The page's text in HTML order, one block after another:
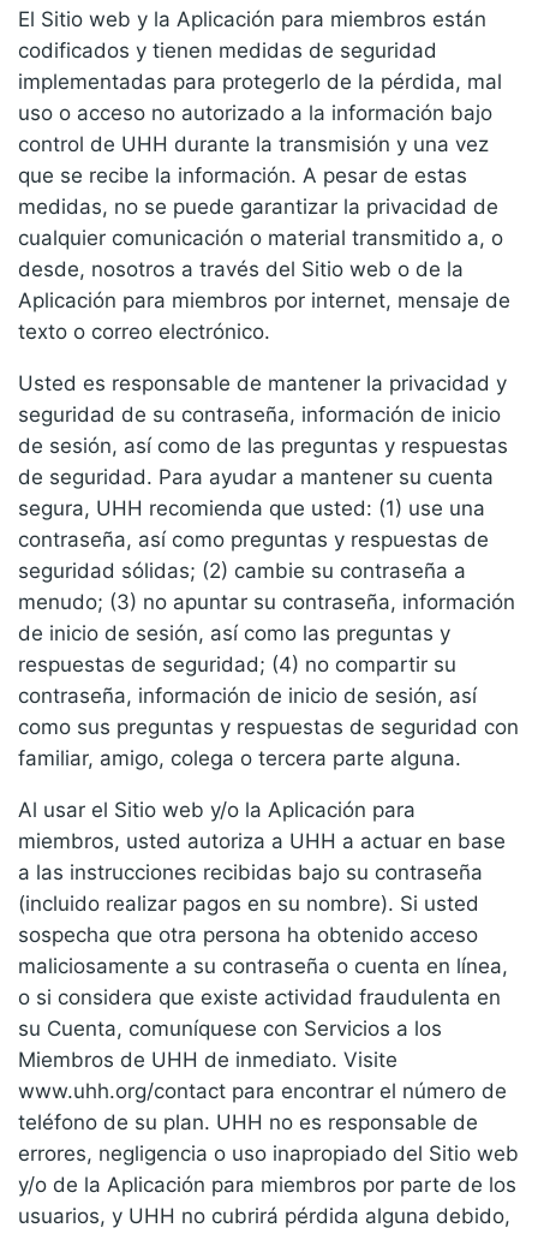
El Sitio web y la Aplicación para miembros están
codificados y tienen medidas de seguridad
implementadas para protegerlo de la pérdida, mal
uso o acceso no autorizado a la información bajo
control de UHH durante la transmisión y una vez
que se recibe la información. A pesar de estas
medidas, no se puede garantizar la privacidad de
cualquier comunicación o material transmitido a, o
desde, nosotros a través del Sitio web o de la
Aplicación para miembros por internet, mensaje de
texto o correo electrónico.
Usted es responsable de mantener la privacidad y
seguridad de su contraseña, información de inicio
de sesión, así como de las preguntas y respuestas
de seguridad. Para ayudar a mantener su cuenta
segura, UHH recomienda que usted: (1) use una
contraseña, así como preguntas y respuestas de
seguridad sólidas; (2) cambie su contraseña a
menudo; (3) no apuntar su contraseña, información
de inicio de sesión, así como las preguntas y
respuestas de seguridad; (4) no compartir su
contraseña, información de inicio de sesión, así
como sus preguntas y respuestas de seguridad con
familiar, amigo, colega o tercera parte alguna.
Al usar el Sitio web y/o la Aplicación para
miembros, usted autoriza a UHH a actuar en base
a las instrucciones recibidas bajo su contraseña
(incluido realizar pagos en su nombre). Si usted
sospecha que otra persona ha obtenido acceso
maliciosamente a su contraseña o cuenta en línea,
o si considera que existe actividad fraudulenta en
su Cuenta, comuníquese con Servicios a los
Miembros de UHH de inmediato. Visite
www.uhh.org/contact para encontrar el número de
teléfono de su plan. UHH no es responsable de
errores, negligencia o uso inapropiado del Sitio web
y/o de la Aplicación para miembros por parte de los
usuarios, y UHH no cubrirá pérdida alguna debido,